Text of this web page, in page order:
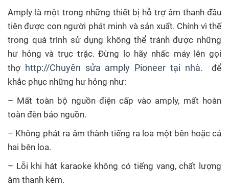
Amply là một trong những thiết bị hỗ trợ âm thanh đầu
tiên được con người phát minh và sản xuất. Chính vì thế
trong quá trình sử dụng không thể tránh được những
hư hỏng và trục trặc. Đừng lo hãy nhấc máy lên gọi
thợ http://Chuyên sửa amply Pioneer tại nhà. để
khắc phục những hư hỏng như:
– Mất toàn bộ nguồn điện cấp vào amply, mất hoàn
toàn đèn báo nguồn.
– Không phát ra âm thành tiếng ra loa một bên hoặc cả
hai bên loa.
– Lỗi khi hát karaoke không có tiếng vang, chất lượng
âm thanh kém.